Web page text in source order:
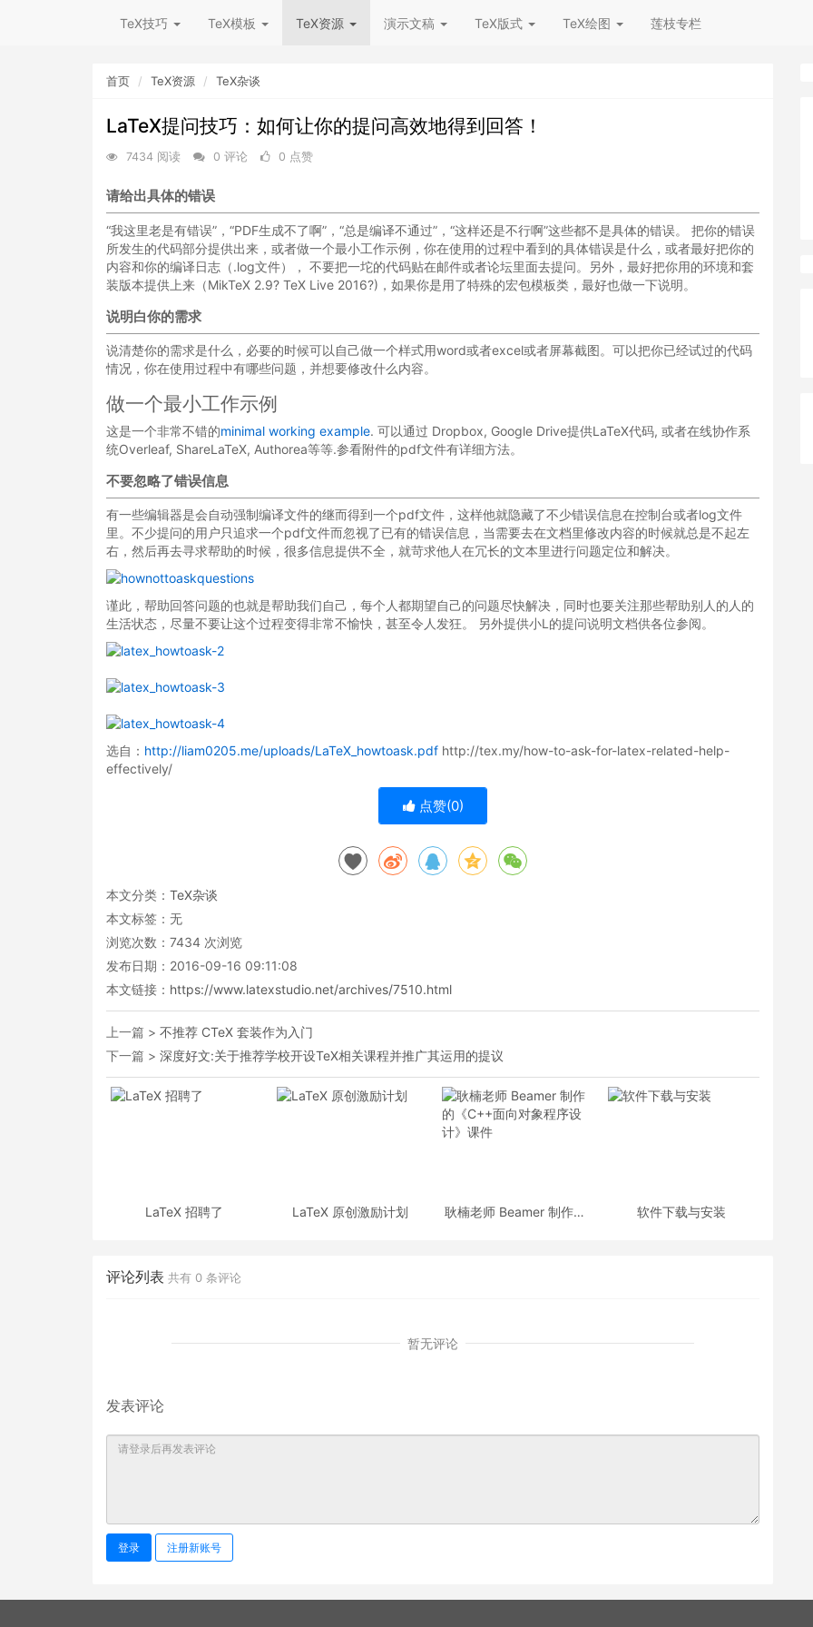
TeX技巧 TeX模板 TeX资源 演示文稿 TeX版式 TeX绘图 莲枝专栏
首页 TeX资源 TeX杂谈
LaTeX提问技巧：如何让你的提问高效地得到回答！
7434 阅读 0 评论 0 点赞
请给出具体的错误
“我这里老是有错误”，“PDF生成不了啊”，“总是编译不通过”，“这样还是不行啊”这些都不是具体的错误。 把你的错误
所发生的代码部分提供出来，或者做一个最小工作示例，你在使用的过程中看到的具体错误是什么，或者最好把你的
内容和你的编译日志（.log文件）， 不要把一坨的代码贴在邮件或者论坛里面去提问。另外，最好把你用的环境和套
装版本提供上来（MikTeX 2.9? TeX Live 2016?)，如果你是用了特殊的宏包模板类，最好也做一下说明。
说明白你的需求
说清楚你的需求是什么，必要的时候可以自己做一个样式用word或者excel或者屏幕截图。可以把你已经试过的代码
情况，你在使用过程中有哪些问题，并想要修改什么内容。
做一个最小工作示例
这是一个非常不错的minimal working example. 可以通过 Dropbox, Google Drive提供LaTeX代码, 或者在线协作系
统Overleaf, ShareLaTeX, Authorea等等.参看附件的pdf文件有详细方法。
不要忽略了错误信息
有一些编辑器是会自动强制编译文件的继而得到一个pdf文件，这样他就隐藏了不少错误信息在控制台或者log文件
里。不少提问的用户只追求一个pdf文件而忽视了已有的错误信息，当需要去在文档里修改内容的时候就总是不起左
右，然后再去寻求帮助的时候，很多信息提供不全，就苛求他人在冗长的文本里进行问题定位和解决。
谨此，帮助回答问题的也就是帮助我们自己，每个人都期望自己的问题尽快解决，同时也要关注那些帮助别人的人的
生活状态，尽量不要让这个过程变得非常不愉快，甚至令人发狂。 另外提供小L的提问说明文档供各位参阅。
选自： http://liam0205.me/uploads/LaTeX_howtoask.pdf http://tex.my/how-to-ask-for-latex-related-help-
effectively/
点赞(0)
本文分类： TeX杂谈
本文标签：无
浏览次数： 7434 次浏览
发布日期：2016-09-16 09:11:08
本文链接： https://www.latexstudio.net/archives/7510.html
上一篇 > 不推荐 CTeX 套装作为入门
下一篇 > 深度好文:关于推荐学校开设TeX相关课程并推广其运用的提议
LaTeX 招聘了 LaTeX 原创激励计划
耿楠老师 Beamer 制作的
软件下载与安装
评论列表 共有 0 条评论
暂无评论
发表评论
登录 注册新账号